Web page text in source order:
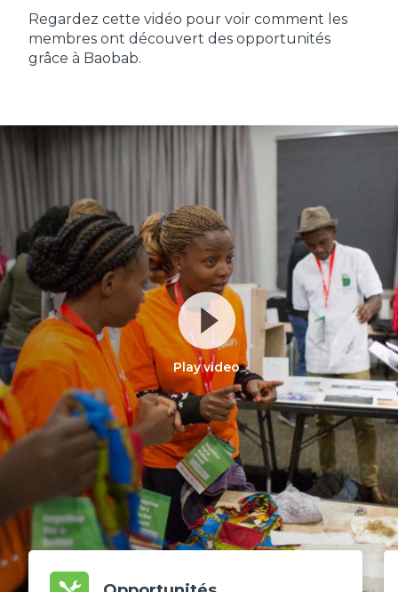
Regardez cette vidéo pour voir comment les
membres ont découvert des opportunités
grâce à Baobab.
Play video